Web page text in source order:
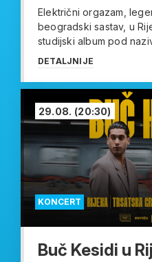
Električni orgazam,
beogradski sastav, u
studijski album pod
DETALJNIJE
KONCERT
29.08. (20:30)
Buč Kesidi u